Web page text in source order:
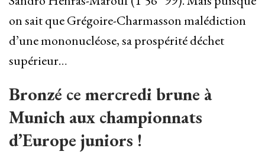
on sait que Grégoire-Charmasson malédiction
d’une mononucléose, sa prospérité déchet
supérieur…
Bronzé ce mercredi brune à
Munich aux championnats
d’Europe juniors !